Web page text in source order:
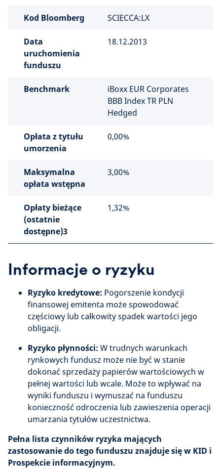
Kod Bloomberg SCIECCA:LX
Data
uruchomienia
funduszu
18.12.2013
Benchmark
iBoxx EUR Corporates
BBB Index TR PLN
Hedged
Opłata z tytułu
umorzenia
0,00%
Maksymalna
opłata wstępna
3,00%
Opłaty bieżące
(ostatnie
dostępne)3
1,32%
Informacje o ryzyku
Ryzyko kredytowe: Pogorszenie kondycji
finansowej emitenta może spowodować
częściowy lub całkowity spadek wartości jego
obligacji.
Ryzyko płynności: W trudnych warunkach
rynkowych fundusz może nie być w stanie
dokonać sprzedaży papierów wartościowych w
pełnej wartości lub wcale. Może to wpływać na
wyniki funduszu i wymuszać na funduszu
konieczność odroczenia lub zawieszenia operacji
umarzania tytułów uczestnictwa.
Pełna lista czynników ryzyka mających
zastosowanie do tego funduszu znajduje się w KID i
Prospekcie informacyjnym.